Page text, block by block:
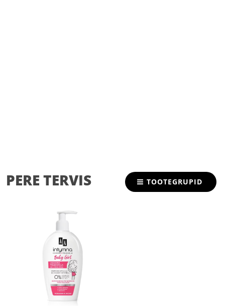
TOOTEGRUPID
PERE TERVIS